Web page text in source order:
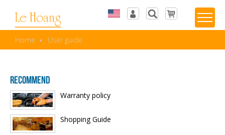
Home User guide
RECOMMEND
Warranty policy
Shopping Guide